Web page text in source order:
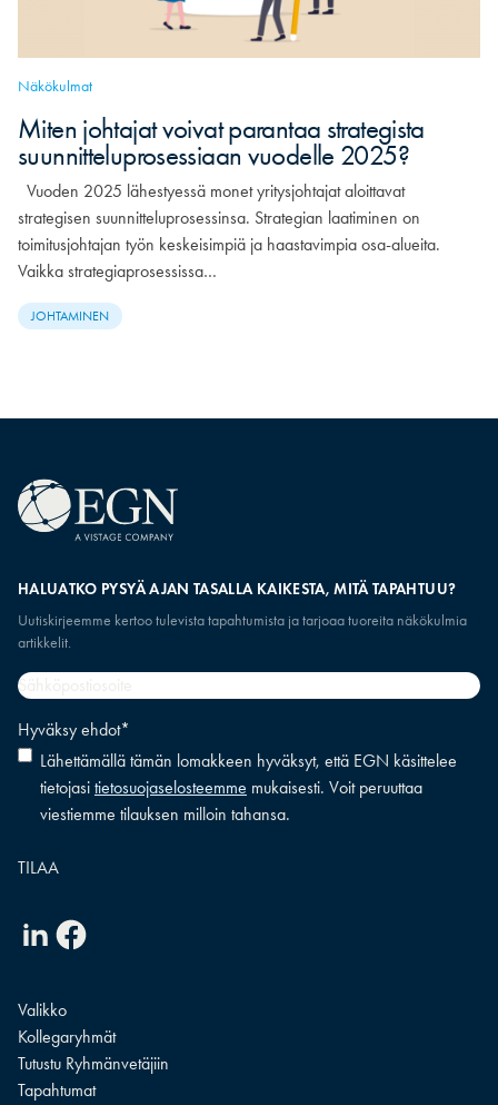
Näkökulmat
Miten johtajat voivat parantaa strategista
suunnitteluprosessiaan vuodelle 2025?
Vuoden 2025 lähestyessä monet yritysjohtajat aloittavat
strategisen suunnitteluprosessinsa. Strategian laatiminen on
toimitusjohtajan työn keskeisimpiä ja haastavimpia osa-alueita.
Vaikka strategiaprosessissa…
JOHTAMINEN
HALUATKO PYSYÄ AJAN TASALLA KAIKESTA, MITÄ TAPAHTUU?
Uutiskirjeemme kertoo tulevista tapahtumista ja tarjoaa tuoreita näkökulmia
artikkelit.
Sähköpostiosoite
Hyväksy ehdot*
Lähettämällä tämän lomakkeen hyväksyt, että EGN käsittelee
tietojasi tietosuojaselosteemme mukaisesti. Voit peruuttaa
viestiemme tilauksen milloin tahansa.
LinkedinFacebook
Valikko
Kollegaryhmät
Tutustu Ryhmänvetäjiin
Tapahtumat